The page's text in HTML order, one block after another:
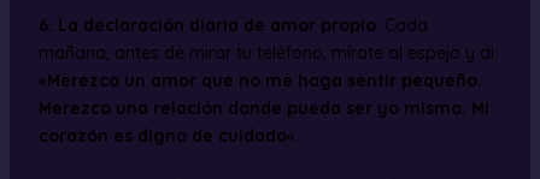
6. La declaración diaria de amor propio. Cada
mañana, antes de mirar tu teléfono, mírate al espejo y di:
«Merezco un amor que no me haga sentir pequeño.
Merezco una relación donde pueda ser yo mismo. Mi
corazón es digno de cuidado«.